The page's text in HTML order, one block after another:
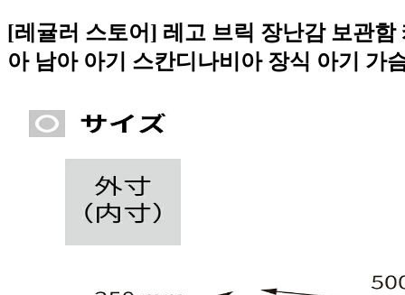
[레귤러 스토어] 레고 브릭 장난감 보관
아 남아 아기 스칸디나비아 장식 아기 가